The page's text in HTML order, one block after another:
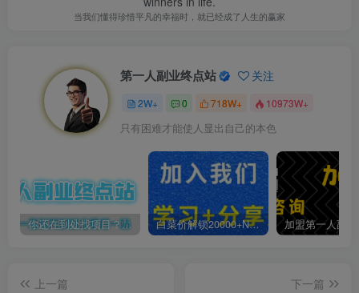
当我们懂得珍惜平凡的幸福时，就已经成了人生的赢家
第一人副业终点站 关注
2W+ 0 718W+ 10973W+
只有困难才能使人显出自己的本色
你还在到处找项目？还在当韭菜？我靠卖项目一个月收入5万+，曾经我也是个失败者。 白菜价解锁20000+N个赚钱机会，加入第一人副业终点站会员，全站资源免费学习。
上一篇
下一篇